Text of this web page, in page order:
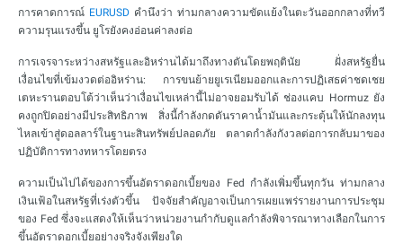
การคาดการณ์ EURUSD คำนึงว่า ท่ามกลางความขัดแย้งในตะวันออกกลางที่ทวี
ความรุนแรงขึ้น ยูโรยังคงอ่อนค่าลงต่อ
การเจรจาระหว่างสหรัฐและอิหร่านได้มาถึงทางตันโดยพฤตินัย ฝั่งสหรัฐยื่น
เงื่อนไขที่เข้มงวดต่ออิหร่าน: การขนย้ายยูเรเนียมออกและการปฏิเสธค่าชดเชย
เตหะรานตอบโต้ว่าเห็นว่าเงื่อนไขเหล่านี้ไม่อาจยอมรับได้ ช่องแคบ Hormuz ยัง
คงถูกปิดอย่างมีประสิทธิภาพ สิ่งนี้กำลังกดดันราคาน้ำมันและกระตุ้นให้นักลงทุน
ไหลเข้าสู่ดอลลาร์ในฐานะสินทรัพย์ปลอดภัย ตลาดกำลังกังวลต่อการกลับมาของ
ปฏิบัติการทางทหารโดยตรง
ความเป็นไปได้ของการขึ้นอัตราดอกเบี้ยของ Fed กำลังเพิ่มขึ้นทุกวัน ท่ามกลาง
เงินเฟ้อในสหรัฐที่เร่งตัวขึ้น ปัจจัยสำคัญอาจเป็นการเผยแพร่รายงานการประชุม
ของ Fed ซึ่งจะแสดงให้เห็นว่าหน่วยงานกำกับดูแลกำลังพิจารณาทางเลือกในการ
ขึ้นอัตราดอกเบี้ยอย่างจริงจังเพียงใด